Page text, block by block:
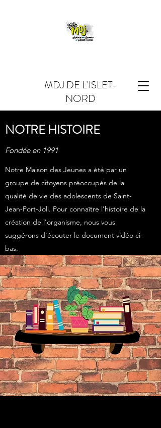
MDJ DE L'ISLET-
NORD
NOTRE HISTOIRE
Fondée en 1991
Notre Maison des Jeunes a été par un
groupe de citoyens préoccupés de la
qualité de vie des adolescents de Saint-
Jean-Port-Joli. Pour connaître l'histoire de la
création de l'organisme, nous vous
suggérons d'écouter le document vidéo ci-
bas.